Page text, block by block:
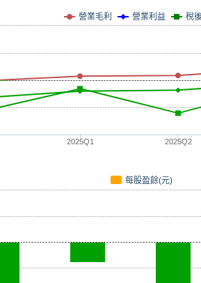
營業毛利 營業利益 稅
2025Q1 2025Q2
每股盈餘(元)